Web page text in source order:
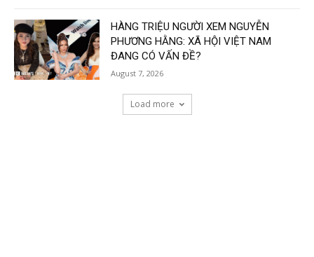
HÀNG TRIỆU NGƯỜI XEM NGUYỄN
PHƯƠNG HẰNG: XÃ HỘI VIỆT NAM
ĐANG CÓ VẤN ĐỀ?
August 7, 2026
Load more